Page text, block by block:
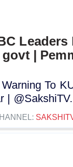
govt |
To
|